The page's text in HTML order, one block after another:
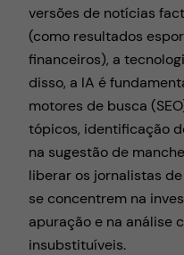
versões de notícias
(como resultados
financeiros), a
disso, a IA é
motores de busca
tópicos, identificação
na sugestão de
liberar os jornalistas
se concentrem na
apuração e na análise
insubstituíveis.